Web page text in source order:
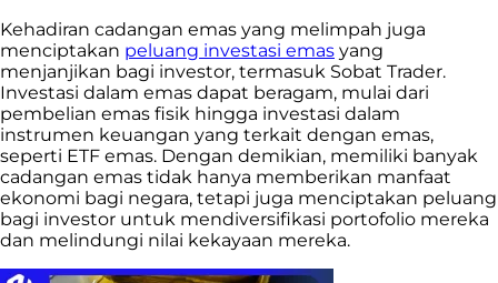
Kehadiran cadangan emas yang melimpah juga
menciptakan peluang investasi emas yang
menjanjikan bagi investor, termasuk Sobat Trader.
Investasi dalam emas dapat beragam, mulai dari
pembelian emas fisik hingga investasi dalam
instrumen keuangan yang terkait dengan emas,
seperti ETF emas. Dengan demikian, memiliki banyak
cadangan emas tidak hanya memberikan manfaat
ekonomi bagi negara, tetapi juga menciptakan peluang
bagi investor untuk mendiversifikasi portofolio mereka
dan melindungi nilai kekayaan mereka.